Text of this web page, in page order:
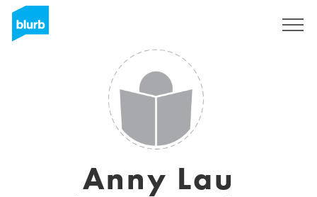
Anny Lau